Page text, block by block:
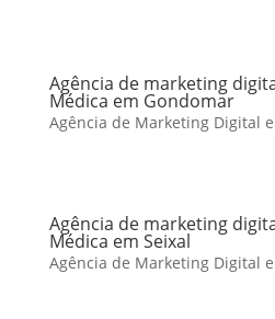
Agência de marketing
Médica em Gondomar
Agência de Marketing Digital
Agência de marketing
Médica em Seixal
Agência de Marketing Digital